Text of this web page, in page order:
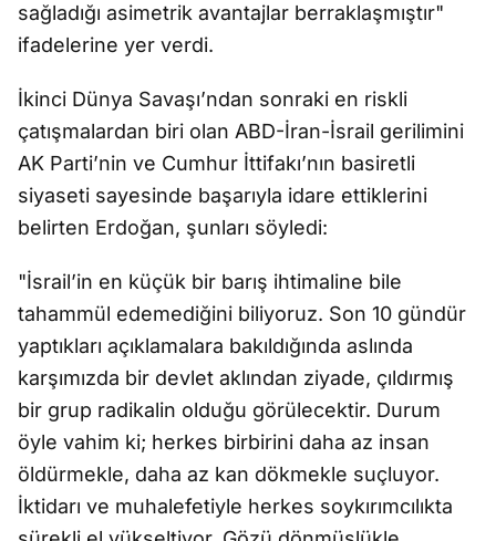
sağladığı asimetrik avantajlar berraklaşmıştır"
ifadelerine yer verdi.
İkinci Dünya Savaşı’ndan sonraki en riskli
çatışmalardan biri olan ABD-İran-İsrail gerilimini
AK Parti’nin ve Cumhur İttifakı’nın basiretli
siyaseti sayesinde başarıyla idare ettiklerini
belirten Erdoğan, şunları söyledi:
"İsrail’in en küçük bir barış ihtimaline bile
tahammül edemediğini biliyoruz. Son 10 gündür
yaptıkları açıklamalara bakıldığında aslında
karşımızda bir devlet aklından ziyade, çıldırmış
bir grup radikalin olduğu görülecektir. Durum
öyle vahim ki; herkes birbirini daha az insan
öldürmekle, daha az kan dökmekle suçluyor.
İktidarı ve muhalefetiyle herkes soykırımcılıkta